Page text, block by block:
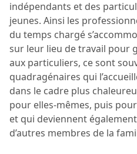
indépendants et des
jeunes. Ainsi les
du temps chargé
sur leur lieu de travail pour
aux particuliers, ce sont
quadragénaires qui
dans le cadre plus
pour elles-mêmes, puis
et qui deviennent
d’autres membres de la